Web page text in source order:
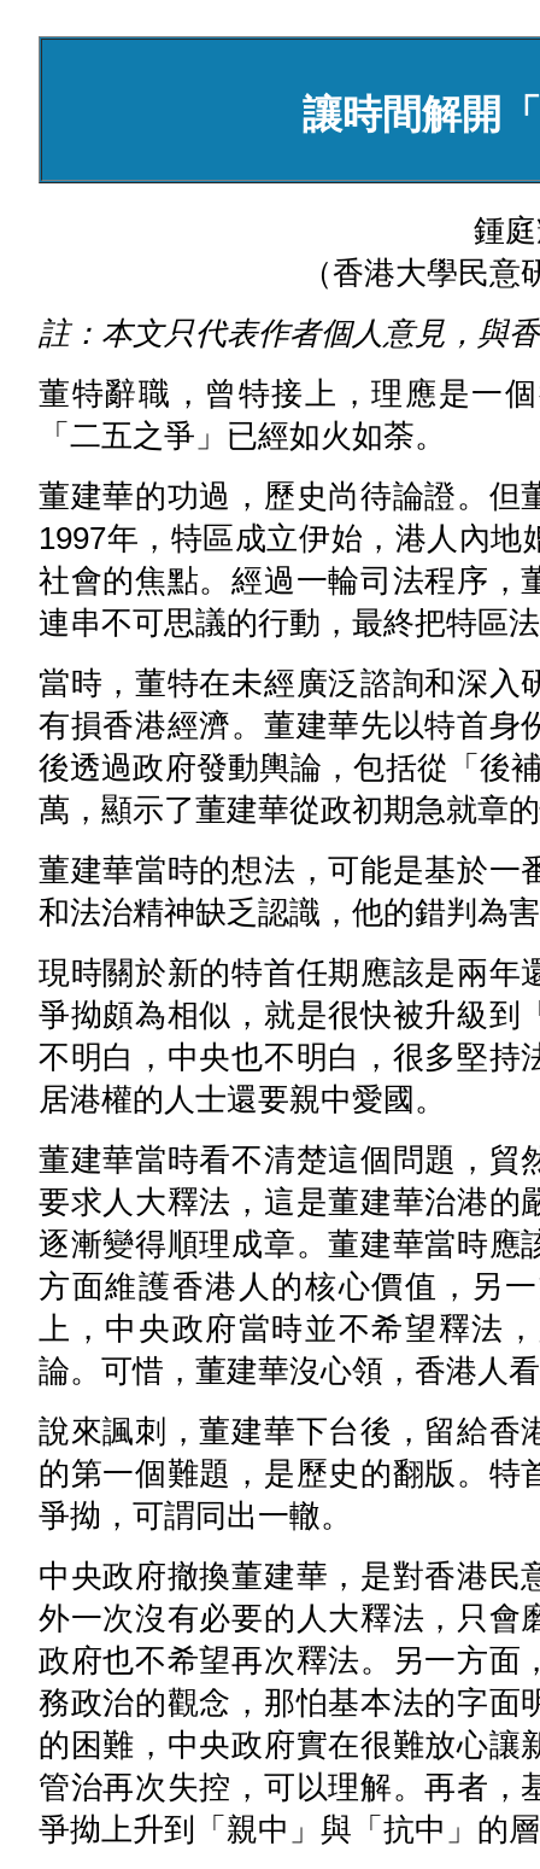
讓時間解開
鍾
（香港大學民意
註：本文只代表作者個人意見，與
董特辭職，曾特接上，理應是一
「二五之爭」已經如火如荼。
董建華的功過，歷史尚待論證。但
1997年，特區成立伊始，港人內
社會的焦點。經過一輪司法程序，
連串不可思議的行動，最終把特區
當時，董特在未經廣泛諮詢和深入
有損香港經濟。董建華先以特首身
後透過政府發動輿論，包括從「後
萬，顯示了董建華從政初期急就章
董建華當時的想法，可能是基於一
和法治精神缺乏認識，他的錯判為
現時關於新的特首任期應該是兩年
爭拗頗為相似，就是很快被升級到
不明白，中央也不明白，很多堅持
居港權的人士還要親中愛國。
董建華當時看不清楚這個問題，貿
要求人大釋法，這是董建華治港的
逐漸變得順理成章。董建華當時應
方面維護香港人的核心價值，另
上，中央政府當時並不希望釋法
論。可惜，董建華沒心領，香港人
說來諷刺，董建華下台後，留給香
的第一個難題，是歷史的翻版。特
爭拗，可謂同出一轍。
中央政府撤換董建華，是對香港民
外一次沒有必要的人大釋法，只會
政府也不希望再次釋法。另一方面
務政治的觀念，那怕基本法的字面
的困難，中央政府實在很難放心讓
管治再次失控，可以理解。再者，
爭拗上升到「親中」與「抗中」的